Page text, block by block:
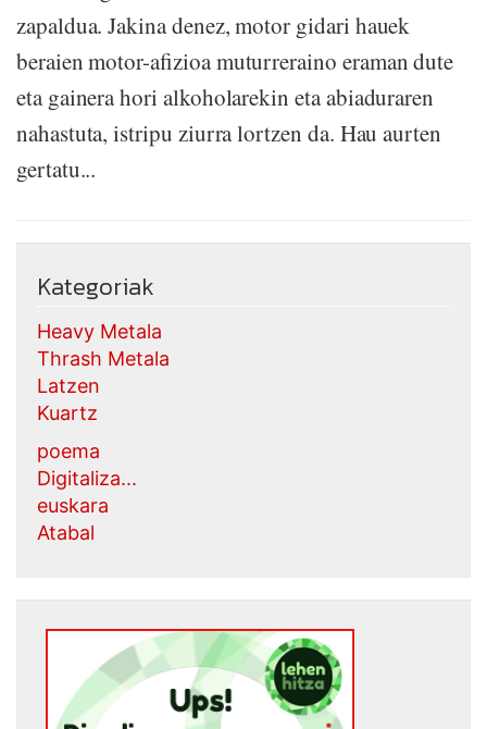
zapaldua. Jakina denez, motor gidari hauek
beraien motor-afizioa muturreraino eraman dute
eta gainera hori alkoholarekin eta abiaduraren
nahastuta, istripu ziurra lortzen da. Hau aurten
gertatu...
Kategoriak
Heavy Metala
Thrash Metala
Latzen
Kuartz
poema
Digitaliza...
euskara
Atabal